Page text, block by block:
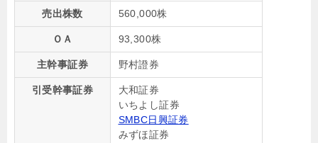
売出株数 560,000株
ＯＡ 93,300株
主幹事証券 野村證券
引受幹事証券
大和証券
いちよし証券
SMBC日興証券
みずほ証券